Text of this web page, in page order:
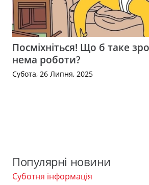
Посміхніться! Що б таке
нема роботи?
Субота, 26 Липня, 2025
Популярні новини
Суботня інформація